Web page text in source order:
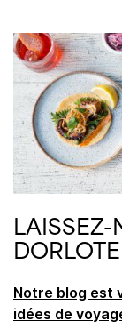
LAISSEZ-
Notre blog est
idées de